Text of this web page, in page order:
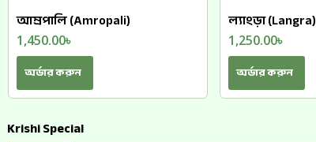
আম্রপালি (Amropali)
1,450.00৳
অর্ডার করুন
ল্যাংড়া (Langra)
1,250.00৳
অর্ডার করুন
Krishi Special